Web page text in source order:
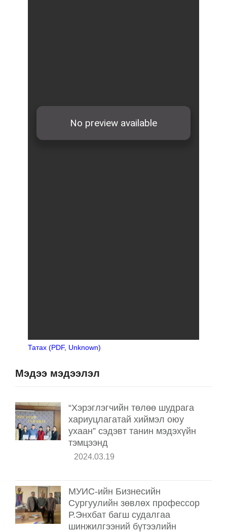
Татах (PDF, Unknown)
Мэдээ мэдээлэл
“Хэрэглэгчийн төлөө шудрага
хариуцлагатай хиймэл оюу
ухаан” сэдэвт танин мэдэхүйн
тэмцээнд
2024.03.19
МУИС-ийн Бизнесийн
Сургуулийн зөвлөх профессор
Р.Энхбат багш судалгаа
шинжилгээний бүтээлийн